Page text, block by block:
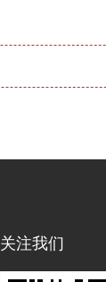
关注我们